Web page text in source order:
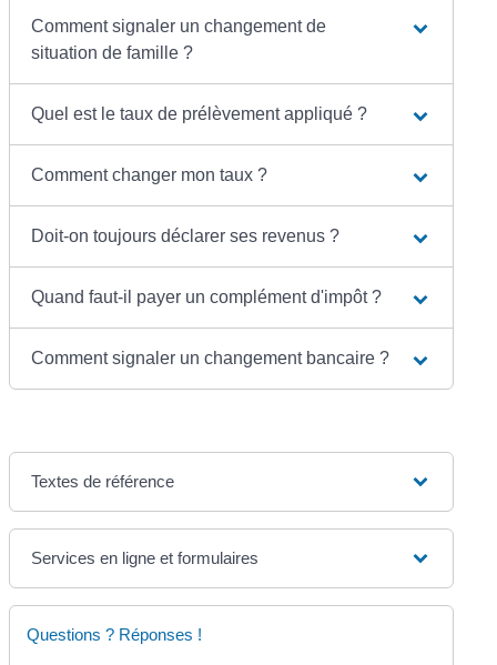
Comment signaler un changement de
situation de famille ?
Quel est le taux de prélèvement appliqué ?
Comment changer mon taux ?
Doit-on toujours déclarer ses revenus ?
Quand faut-il payer un complément d'impôt ?
Comment signaler un changement bancaire ?
Textes de référence
Services en ligne et formulaires
Questions ? Réponses !